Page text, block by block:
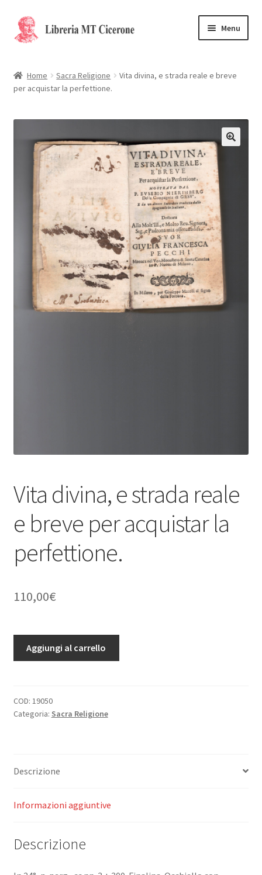
Vai
alla
Vai
al
Menu
Libri rari
La Storia
Contattaci
Carrello
Privacy Policy
Home Sacra Religione
Vita divina, e strada reale e breve
per acquistar la perfettione.
Vita divina, e strada reale
e breve per acquistar la
perfettione.
110,00€
divina,
reale
e
la
quantità
Aggiungi al carrello
COD: 19050
Categoria: Sacra Religione
Descrizione
Informazioni aggiuntive
Descrizione